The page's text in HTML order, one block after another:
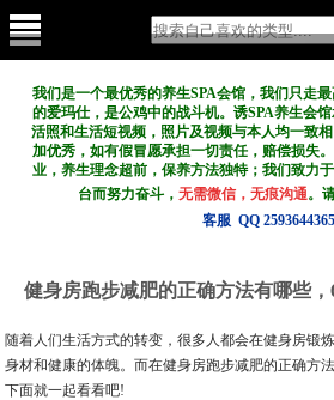
我们是一个最优秀的养生SPA会馆，我们只走
的爱玛仕，是公鸡中的战斗机。诱SPA养生会
活照和生活短视频，照片及视频与本人均一致
加优秀，如有假冒愿承担一切责任，赔偿损失
业，养生理念超前，保养方法独特；我们致力
台而努力奋斗，无需微信，无痕沟通。
客服 QQ 2593644365
健身房跑步减肥的正确方法有哪些
随着人们生活方式的转变，很多人都会在健身房锻
身材和健康的体魄。而在健身房跑步减肥的正确方
下面就一起看看吧!